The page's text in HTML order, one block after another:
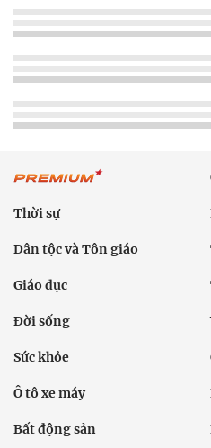
Thời sự
Dân tộc và Tôn giáo
Giáo dục
Đời sống
Sức khỏe
Ô tô xe máy
Bất động sản